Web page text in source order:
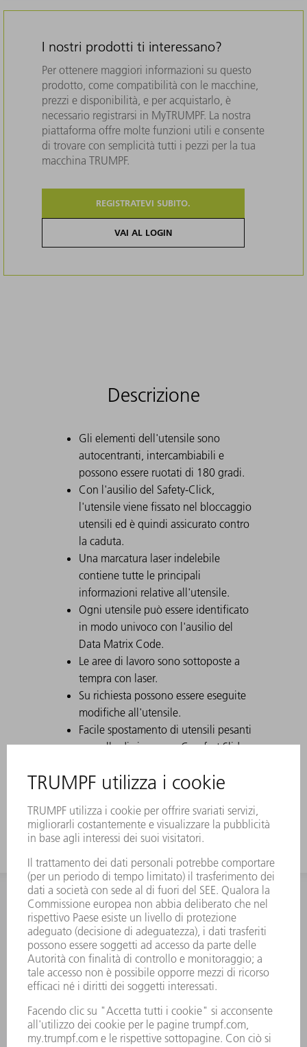
I nostri prodotti ti interessano?
Per ottenere maggiori informazioni su questo
prodotto, come compatibilità con le macchine,
prezzi e disponibilità, e per acquistarlo, è
necessario registrarsi in MyTRUMPF. La nostra
piattaforma offre molte funzioni utili e consente
di trovare con semplicità tutti i pezzi per la tua
macchina TRUMPF.
REGISTRATEVI SUBITO.
VAI AL LOGIN
Descrizione
Gli elementi dell'utensile sono
autocentranti, intercambiabili e
possono essere ruotati di 180 gradi.
Con l'ausilio del Safety-Click,
l'utensile viene fissato nel bloccaggio
utensili ed è quindi assicurato contro
la caduta.
Una marcatura laser indelebile
contiene tutte le principali
informazioni relative all'utensile.
Ogni utensile può essere identificato
in modo univoco con l'ausilio del
Data Matrix Code.
Le aree di lavoro sono sottoposte a
tempra con laser.
Su richiesta possono essere eseguite
modifiche all'utensile.
Facile spostamento di utensili pesanti
e a collo di cigno con Comfort Slide
grazie al collo di cigno molto
INFORMAZIONE
Domande frequenti
Condizioni generali di contratto
CONTATTO
RICAMBI TRUMPF ITALIA
+39 02 48489420
lunedì a venerdì: 08:30 – 18:00
ricambi@trumpf.com
CONTATTO